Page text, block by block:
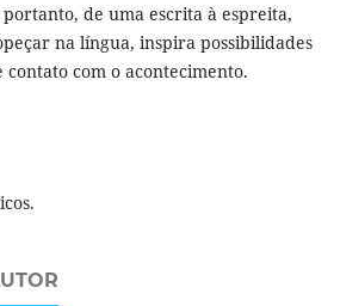
de uma escrita à espreita,
na língua, inspira possibilidades
com o acontecimento.